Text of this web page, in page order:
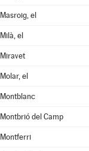
Masroig, el
Milà, el
Miravet
Molar, el
Montblanc
Montbrió del Camp
Montferri